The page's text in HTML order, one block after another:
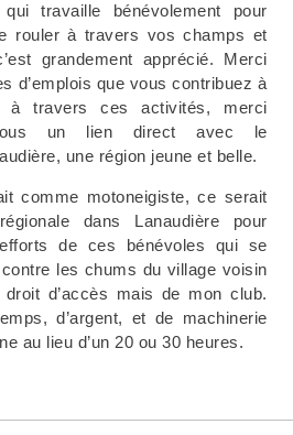
travaille bénévolement pour
rouler à travers vos champs et
grandement apprécié. Merci
d’emplois que vous contribuez à
à travers ces activités, merci
un lien direct avec le
une région jeune et belle.
comme motoneigiste, ce serait
dans Lanaudière pour
de ces bénévoles qui se
les chums du village voisin
d’accès mais de mon club.
d’argent, et de machinerie
au lieu d’un 20 ou 30 heures.